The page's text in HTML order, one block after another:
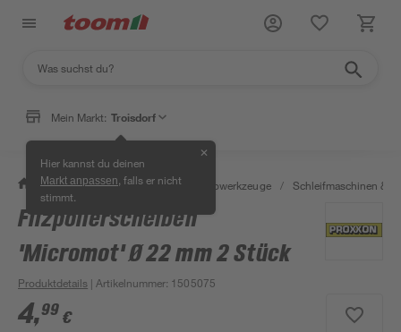
Mein Markt: Troisdorf
Hier kannst du deinen
Markt anpassen , falls er nicht
stimmt.
✕
/ Werkstatt & Maschinen / Elektrowerkzeuge / Schleifmaschinen &
Filzpolierscheiben
'Micromot' Ø 22 mm 2 Stück
Produktdetails | Artikelnummer: 1505075
4,99 €